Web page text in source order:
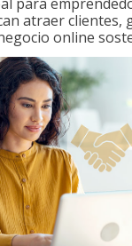
atraer clientes,
online